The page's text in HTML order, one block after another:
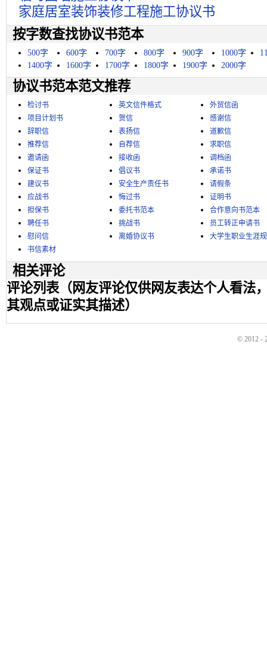
家庭居室装饰装修工程施工协议书
按字数查找协议书范本
500字 600字 700字 800字 900字 1000字
1400字
1600字 1700字 1800字 1900字 2000字
协议书范本范文推荐
检讨书 英文信件格式
外贸信函
项目计划书
贺信
感谢信
辞职信
表扬信
道歉信
推荐信
自荐信
求职信
邀请函
接收函
调档函
保证书
倡议书
承诺书
建议书
安全生产责任书
请假条
应战书
悔过书
证明书
担保书
委托书范本
合作意向书范本
聘任书
挑战书
员工转正申请书
慰问信
离婚协议书
大学生职业生涯
书信素材
相关评论
评论列表（网友评论仅供网友表达个人看法
其观点或证实其描述）
© 2012 -